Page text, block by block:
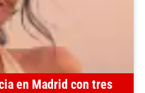
en Madrid con tres